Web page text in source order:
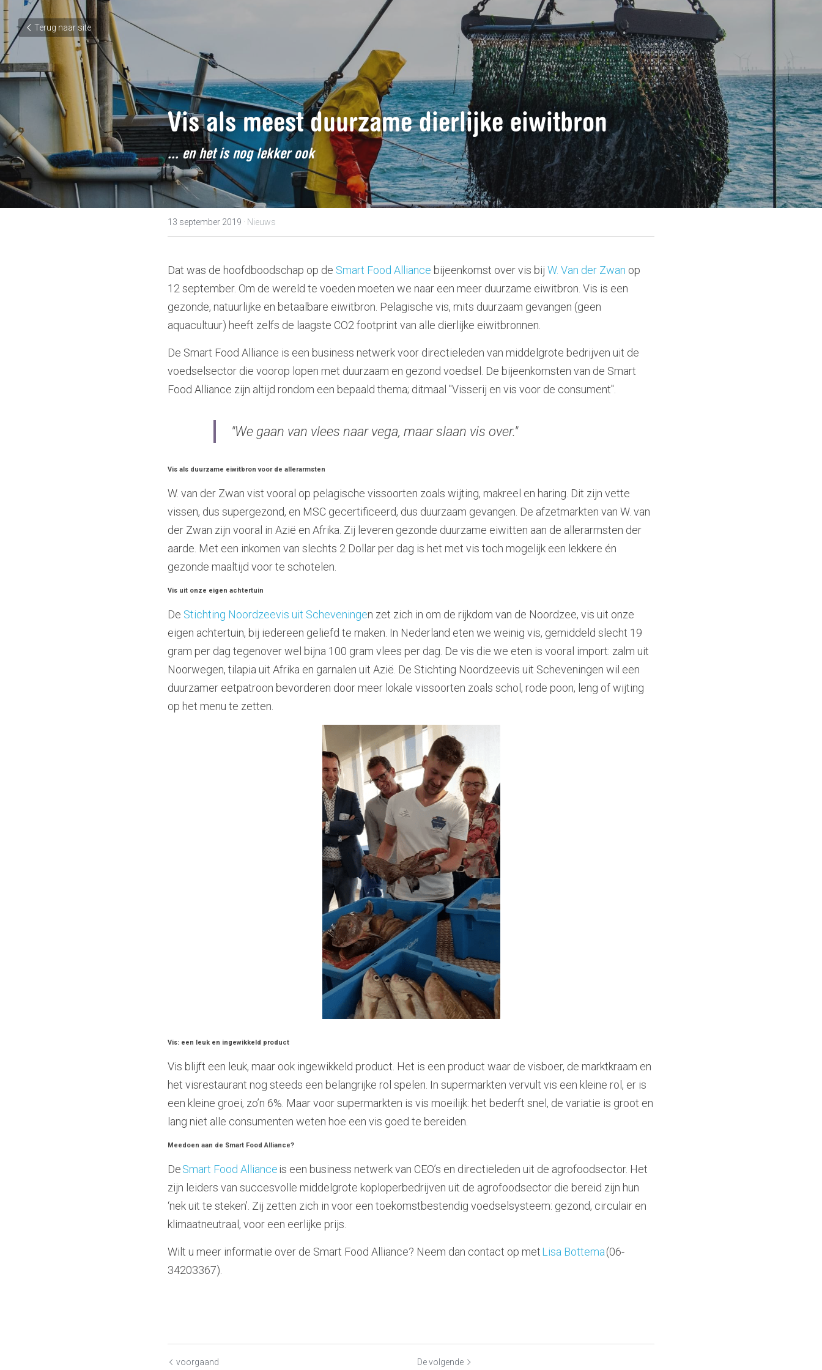
Terug naar site
Vis als meest duurzame dierlijke eiwitbron
... en het is nog lekker ook
13 september 2019 · Nieuws
Dat was de hoofdboodschap op de Smart Food Alliance bijeenkomst over vis bij W. Van der Zwan op
12 september. Om de wereld te voeden moeten we naar een meer duurzame eiwitbron. Vis is een
gezonde, natuurlijke en betaalbare eiwitbron. Pelagische vis, mits duurzaam gevangen (geen
aquacultuur) heeft zelfs de laagste CO2 footprint van alle dierlijke eiwitbronnen.
De Smart Food Alliance is een business netwerk voor directieleden van middelgrote bedrijven uit de
voedselsector die voorop lopen met duurzaam en gezond voedsel. De bijeenkomsten van de Smart
Food Alliance zijn altijd rondom een bepaald thema; ditmaal "Visserij en vis voor de consument".
"We gaan van vlees naar vega, maar slaan vis over."
Vis als duurzame eiwitbron voor de allerarmsten
W. van der Zwan vist vooral op pelagische vissoorten zoals wijting, makreel en haring. Dit zijn vette
vissen, dus supergezond, en MSC gecertificeerd, dus duurzaam gevangen. De afzetmarkten van W. van
der Zwan zijn vooral in Azië en Afrika. Zij leveren gezonde duurzame eiwitten aan de allerarmsten der
aarde. Met een inkomen van slechts 2 Dollar per dag is het met vis toch mogelijk een lekkere én
gezonde maaltijd voor te schotelen.
Vis uit onze eigen achtertuin
De Stichting Noordzeevis uit Scheveningen zet zich in om de rijkdom van de Noordzee, vis uit onze
eigen achtertuin, bij iedereen geliefd te maken. In Nederland eten we weinig vis, gemiddeld slecht 19
gram per dag tegenover wel bijna 100 gram vlees per dag. De vis die we eten is vooral import: zalm uit
Noorwegen, tilapia uit Afrika en garnalen uit Azië. De Stichting Noordzeevis uit Scheveningen wil een
duurzamer eetpatroon bevorderen door meer lokale vissoorten zoals schol, rode poon, leng of wijting
op het menu te zetten.
Vis: een leuk en ingewikkeld product
Vis blijft een leuk, maar ook ingewikkeld product. Het is een product waar de visboer, de marktkraam en
het visrestaurant nog steeds een belangrijke rol spelen. In supermarkten vervult vis een kleine rol, er is
een kleine groei, zo’n 6%. Maar voor supermarkten is vis moeilijk: het bederft snel, de variatie is groot en
lang niet alle consumenten weten hoe een vis goed te bereiden.
Meedoen aan de Smart Food Alliance?
De Smart Food Alliance is een business netwerk van CEO’s en directieleden uit de agrofoodsector. Het
zijn leiders van succesvolle middelgrote koploperbedrijven uit de agrofoodsector die bereid zijn hun
‘nek uit te steken’. Zij zetten zich in voor een toekomstbestendig voedselsysteem: gezond, circulair en
klimaatneutraal, voor een eerlijke prijs.
Wilt u meer informatie over de Smart Food Alliance? Neem dan contact op met Lisa Bottema (06-
34203367).
voorgaand De volgende